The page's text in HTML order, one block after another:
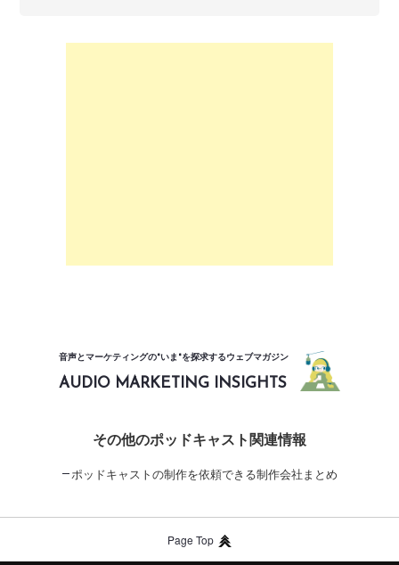
音声とマーケティングの"いま"を探求するウェブマガジン
AUDIO MARKETING INSIGHTS
その他のポッドキャスト関連情報
ポッドキャストの制作を依頼できる制作会社まとめ
Page Top